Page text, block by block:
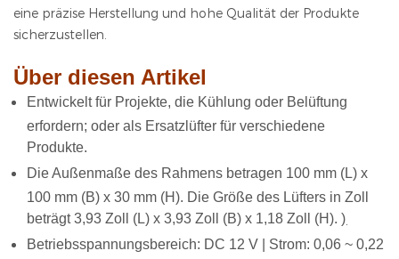
eine präzise Herstellung und hohe Qualität der Produkte
sicherzustellen.
Über diesen Artikel
Entwickelt für Projekte, die Kühlung oder Belüftung
erfordern; oder als Ersatzlüfter für verschiedene
Produkte.
Die Außenmaße des Rahmens betragen 100 mm (L) x
100 mm (B) x 30 mm (H). Die Größe des Lüfters in Zoll
beträgt 3,93 Zoll (L) x 3,93 Zoll (B) x 1,18 Zoll (H). )
Betriebsspannungsbereich: DC 12 V | Strom: 0,06 ~ 0,22